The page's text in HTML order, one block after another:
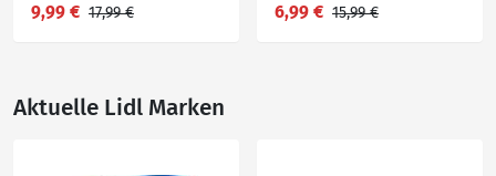
9,99 € 17,99 € 6,99 € 15,99 €
Aktuelle Lidl Marken